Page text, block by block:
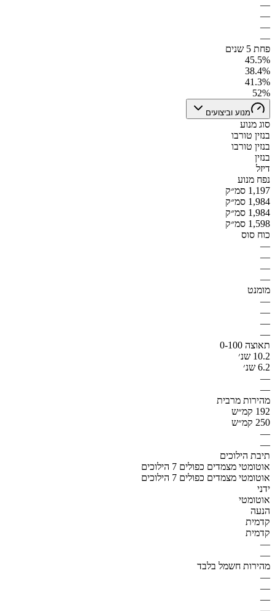
—
—
—
—
פחת 5 שנים
45.5%
38.4%
41.3%
52%
מנוע וביצועים
סוג מנוע
בנזין טורבו
בנזין טורבו
בנזין
דיזל
נפח מנוע
1,197 סמ״ק
1,984 סמ״ק
1,984 סמ״ק
1,598 סמ״ק
כוח סוס
—
—
—
—
מומנט
—
—
—
—
תאוצה 0-100
10.2 שנ׳
6.2 שנ׳
—
—
מהירות מרבית
192 קמ״ש
250 קמ״ש
—
—
תיבת הילוכים
אוטומטי מצמדים כפולים 7 הילוכים
אוטומטי מצמדים כפולים 7 הילוכים
ידני
אוטומטי
הנעה
קדמית
קדמית
—
—
מהירות חשמל בלבד
—
—
—